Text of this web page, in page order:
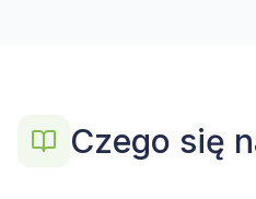
Czego się